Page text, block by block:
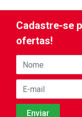
Cadastre-se
ofertas!